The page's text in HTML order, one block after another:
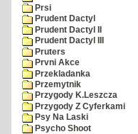
Prsi
Prudent Dactyl
Prudent Dactyl II
Prudent Dactyl III
Pruters
Prvni Akce
Przekladanka
Przemytnik
Przygody K.Leszcza
Przygody Z Cyferkami
Psy Na Laski
Psycho Shoot